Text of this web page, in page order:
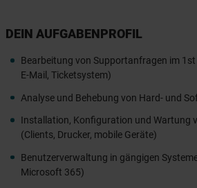
DEIN AUFGABENPROFIL
Bearbeitung von Supportanfragen im 1st
E-Mail, Ticketsystem)
Analyse und Behebung von Hard- und
Installation, Konfiguration und Wartung
(Clients, Drucker, mobile Geräte)
Benutzerverwaltung in gängigen
Microsoft 365)